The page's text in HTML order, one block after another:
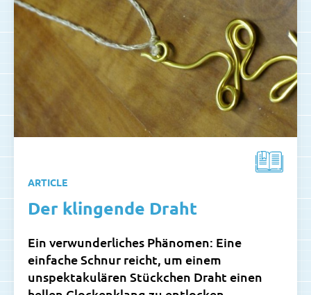
ARTICLE
Der klingende Draht
Ein verwunderliches Phänomen: Eine
einfache Schnur reicht, um einem
unspektakulären Stückchen Draht einen